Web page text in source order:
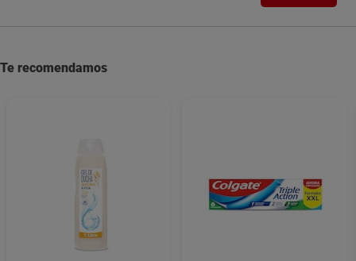
Te recomendamos